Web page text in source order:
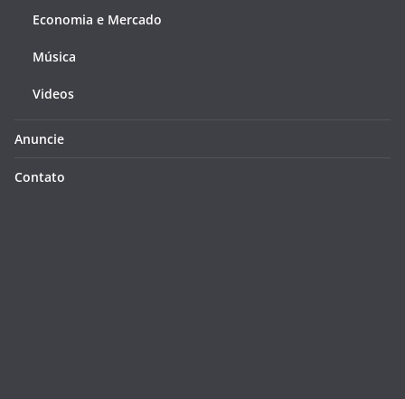
Economia e Mercado
Música
Videos
Anuncie
Contato